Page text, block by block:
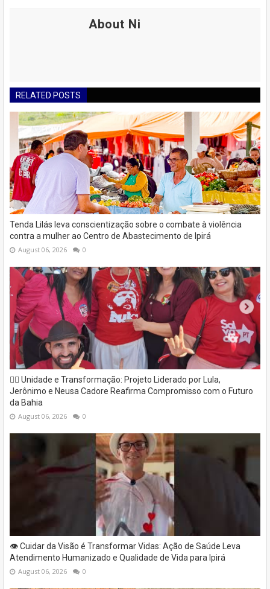
About Ni
RELATED POSTS
Tenda Lilás leva conscientização sobre o combate à violência
contra a mulher ao Centro de Abastecimento de Ipirá
August 06, 2026 0
✊🏽 Unidade e Transformação: Projeto Liderado por Lula,
Jerônimo e Neusa Cadore Reafirma Compromisso com o Futuro
da Bahia
August 06, 2026 0
👁️ Cuidar da Visão é Transformar Vidas: Ação de Saúde Leva
Atendimento Humanizado e Qualidade de Vida para Ipirá
August 06, 2026 0